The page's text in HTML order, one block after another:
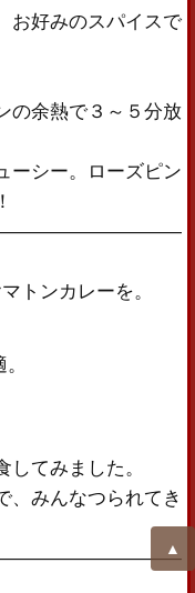
お好みのスパイスで
の余熱で３～５分放
ーシー。ローズピン
トンカレーを。
てみました。
、みんなつられてき
▲